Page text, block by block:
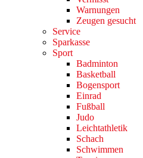
Warnungen
Zeugen gesucht
Service
Sparkasse
Sport
Badminton
Basketball
Bogensport
Einrad
Fußball
Judo
Leichtathletik
Schach
Schwimmen